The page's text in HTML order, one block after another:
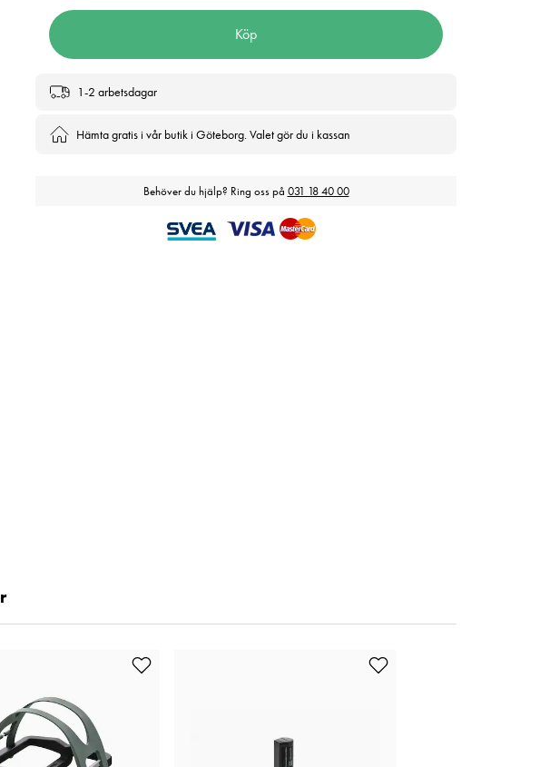
Köp
1-2 arbetsdagar
Hämta gratis i vår butik i Göteborg. Valet gör du i kassan
Behöver du hjälp? Ring oss på 031 18 40 00